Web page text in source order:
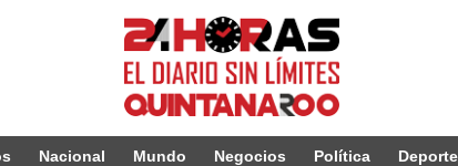
Nacional Mundo Negocios Política